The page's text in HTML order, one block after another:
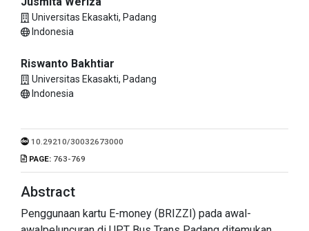
Universitas Ekasakti, Padang
Indonesia
Riswanto Bakhtiar
Universitas Ekasakti, Padang
Indonesia
10.29210/30032673000
PAGE: 763-769
Abstract
Penggunaan kartu E-money (BRIZZI) pada awal-